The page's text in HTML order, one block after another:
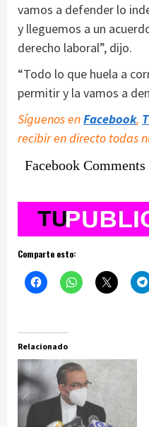
vamos a defender lo
y lleguemos a un
derecho laboral”, dijo.
“Todo lo que huela a
permitir y la vamos a
Síguenos enFacebook,
recibir en directo todas
Facebook
Comparte esto:
Relacionado